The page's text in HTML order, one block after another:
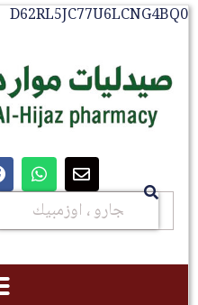
D62RL5JC77U6LCNG4BQ0